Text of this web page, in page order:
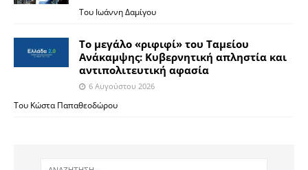
Του Ιωάννη Δαμίγου
Το μεγάλο «ριφιφί» του Ταμείου
Ανάκαμψης: Κυβερνητική απληστία και
αντιπολιτευτική αφασία
6 Αυγούστου 2026
Του Κώστα Παπαθεοδώρου